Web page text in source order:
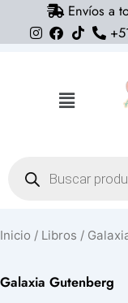
Envíos a
Flyout
productos
Inicio / Libros /
Galaxia Gutenberg